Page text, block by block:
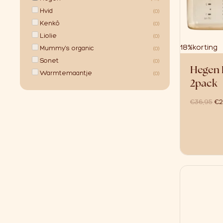
Hvid (0)
Kenkô (0)
Liolie (0)
Mummy's organic (0)
Sonet (0)
Warmtemaantje (0)
18%korting
Hegen
2pack
€36,95 €